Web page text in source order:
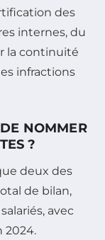
des
internes, du
la continuité
infractions
NOMMER
?
deux des
de bilan,
avec
2024.